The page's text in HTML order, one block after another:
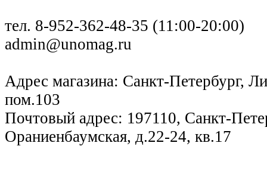
тел. 8-952-362-48-35 (11:00-20:00)
admin@unomag.ru
Адрес магазина: Санкт-Петербург,
пом.103
Почтовый адрес: 197110, Санкт-
Ораниенбаумская, д.22-24, кв.17